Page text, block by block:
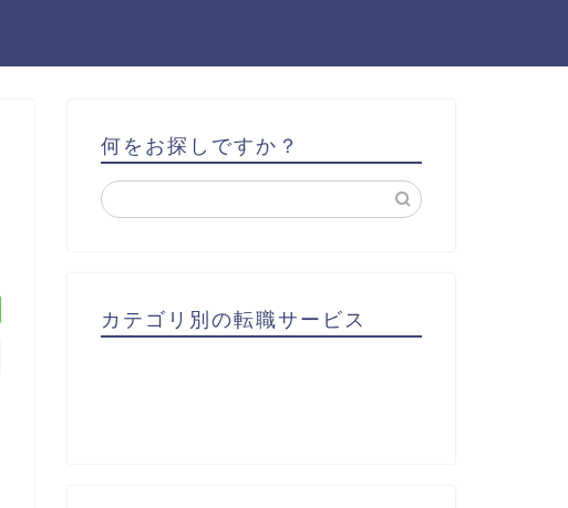
何をお探しですか？
カテゴリ別の転職サービス